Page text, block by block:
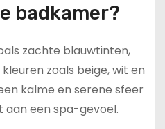
badkamer?
zachte blauwtinten,
zoals beige, wit en
kalme en serene sfeer
een spa-gevoel.